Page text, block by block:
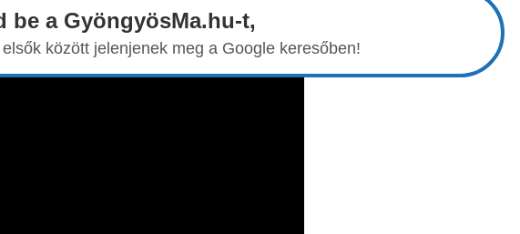
be a GyöngyösMa.hu-t,
között jelenjenek meg a Google keresőben!